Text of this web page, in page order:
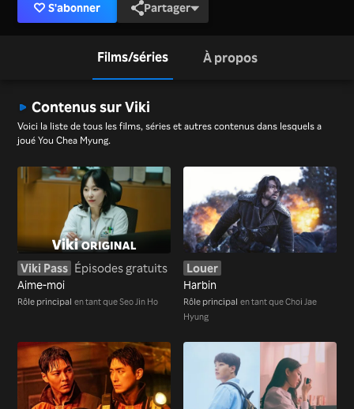
S'abonner Partager
Films/séries À propos
Contenus sur Viki
Voici la liste de tous les films, séries et autres contenus dans lesquels a
joué You Chea Myung.
Viki Pass Épisodes gratuits
Aime-moi
Rôle principal en tant que Seo Jin Ho
Louer
Harbin
Rôle principal en tant que Choi Jae
Hyung